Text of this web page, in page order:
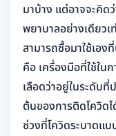
มาบ้าง แต่อาจจะคิด
พยาบาลอย่างเดียว
สามารถซื้อมาใช้เอง
คือ เครื่องมือที่ใช้ใน
เลือดว่าอยู่ในระดับที่
ต้นของการติดโควิด
ช่วงที่โควิดระบาดแ